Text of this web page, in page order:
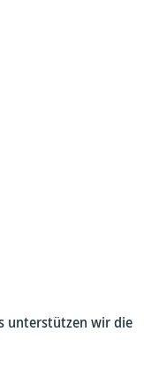
unterstützen wir die